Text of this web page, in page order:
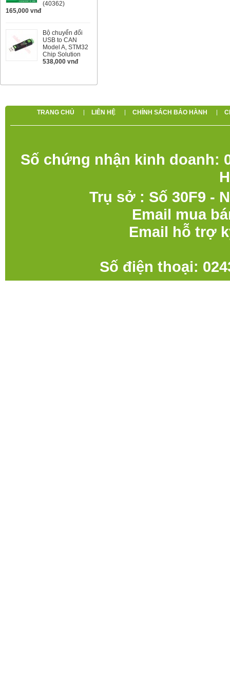
(40362)
165,000 vnđ
Bộ chuyển đổi
USB to CAN
Model A, STM32
Chip Solution
538,000 vnđ
TRANG CHỦ LIÊN HỆ CHÍNH SÁCH BẢO HÀNH
Số chứng nhận kinh doanh:
Trụ sở : Số 30F9 -
Email mua
Email hỗ trợ
Số điện thoại: